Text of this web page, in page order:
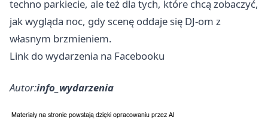
techno parkiecie, ale też dla tych, które chcą zobaczyć,
jak wygląda noc, gdy scenę oddaje się DJ-om z
własnym brzmieniem.
Link do wydarzenia na Facebooku
Autor:info_wydarzenia